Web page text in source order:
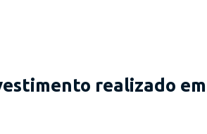
realizado